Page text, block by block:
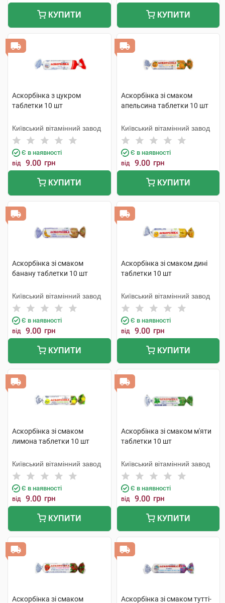
КУПИТИ КУПИТИ
Аскорбінка з цукром
таблетки 10 шт
Київський вітамінний завод
Є в наявності
від 9.00 грн
КУПИТИ
Аскорбінка зі смаком
апельсина таблетки 10 шт
Київський вітамінний завод
Є в наявності
від 9.00 грн
КУПИТИ
Аскорбінка зі смаком
банану таблетки 10 шт
Київський вітамінний завод
Є в наявності
від 9.00 грн
КУПИТИ
Аскорбінка зі смаком дині
таблетки 10 шт
Київський вітамінний завод
Є в наявності
від 9.00 грн
КУПИТИ
Аскорбінка зі смаком
лимона таблетки 10 шт
Київський вітамінний завод
Є в наявності
від 9.00 грн
КУПИТИ
Аскорбінка зі смаком м'яти
таблетки 10 шт
Київський вітамінний завод
Є в наявності
від 9.00 грн
КУПИТИ
Аскорбінка зі смаком Аскорбінка зі смаком тутті-